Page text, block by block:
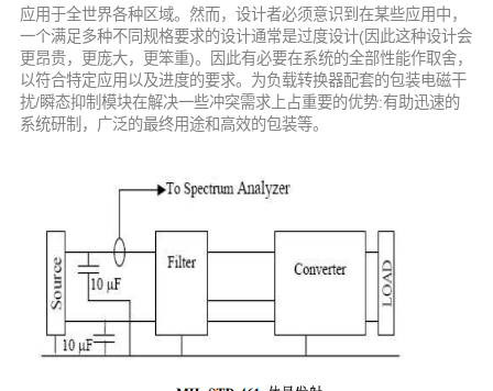
应用于全世界各种区域。然而，设计者必须意识到在某些应用中，
一个满足多种不同规格要求的设计通常是过度设计(因此这种设计会
更昂贵，更庞大，更笨重)。因此有必要在系统的全部性能作取舍，
以符合特定应用以及进度的要求。为负载转换器配套的包装电磁干
扰/瞬态抑制模块在解决一些冲突需求上占重要的优势:有助迅速的
系统研制，广泛的最终用途和高效的包装等。